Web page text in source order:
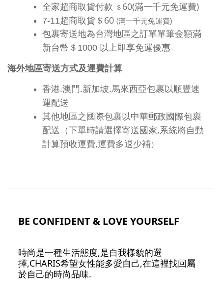
全家超商取貨付款 ＄ 60(滿一千元免運費)
7-11超商取貨＄ 60 (滿一千元免運費)
包裹寄送地為台灣地區之訂單單筆金額滿
新台幣＄1000 以上即享免運優惠
海外地區寄送方式及運費計算
香港.澳門.新加坡.馬來西亞包裹以順豐速
運配送
其他地區之國際包裹以中華郵政國際包裹
配送
（下單時請選擇寄送國家,系統將自動
計算預收運費,運費多退少補）
BE CONFIDENT & LOVE YOURSELF
時尚是一種生活態度,是自我樣貌的選
擇,CHARIS希望女性能多愛自己,在這裡找回屬
於自己的時尚品味.